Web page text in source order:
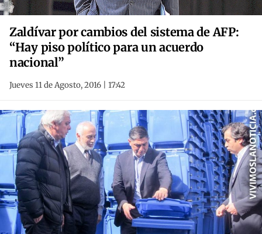
Zaldívar por cambios del sistema de AFP:
“Hay piso político para un acuerdo
nacional”
Jueves 11 de Agosto, 2016 | 17:42